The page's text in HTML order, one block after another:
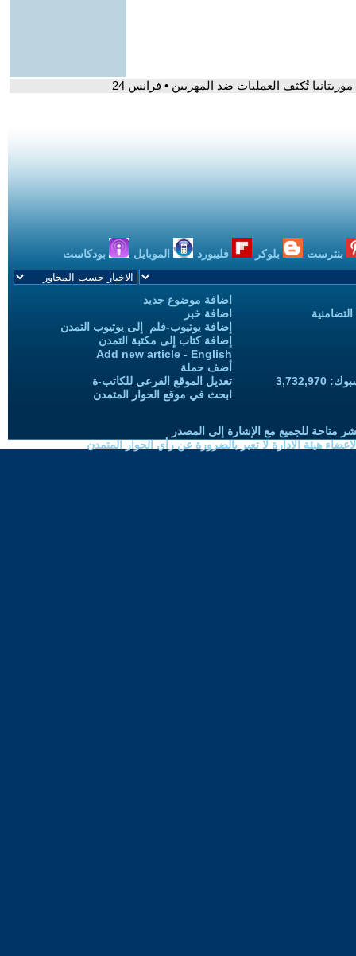
تُكثف العمليات ضد المهربين • فرانس 24
بنترست بلوكر فليبورد الموبايل بودكاست
اضافة موضوع جديد
اضافة خبر
إضافة يوتيوب-فلم إلى يوتيوب التمدن
إضافة كتاب إلى مكتبة التمدن
Add new article - English
أضف حملة
تعديل الموقع الفرعي للكاتب-ة
ابحث في موقع الحوار المتمدن
متاحة للجميع مع الإشارة إلى المصدر
هيئة الادارة لا تعبر بالضرورة عن رأي الحوار المتمدن